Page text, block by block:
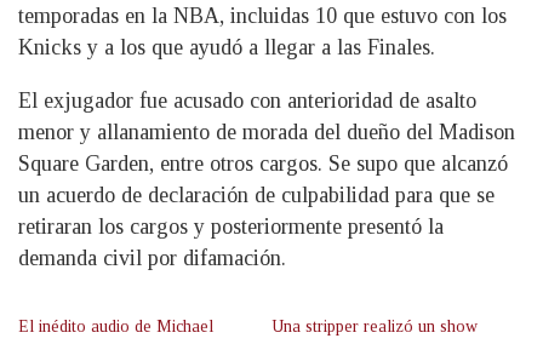
temporadas en la NBA, incluidas 10 que estuvo con los
Knicks y a los que ayudó a llegar a las Finales.
El exjugador fue acusado con anterioridad de asalto
menor y allanamiento de morada del dueño del Madison
Square Garden, entre otros cargos. Se supo que alcanzó
un acuerdo de declaración de culpabilidad para que se
retiraran los cargos y posteriormente presentó la
demanda civil por difamación.
El inédito audio de Michael
Una stripper realizó un show